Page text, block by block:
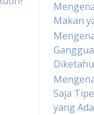
Makan
Saja
yang